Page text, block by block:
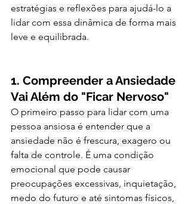
estratégias e reflexões para ajudá-lo a
lidar com essa dinâmica de forma mais
leve e equilibrada.
1. Compreender a Ansiedade
Vai Além do "Ficar Nervoso"
O primeiro passo para lidar com uma
pessoa ansiosa é entender que a
ansiedade não é frescura, exagero ou
falta de controle. É uma condição
emocional que pode causar
preocupações excessivas, inquietação,
medo do futuro e até sintomas físicos,